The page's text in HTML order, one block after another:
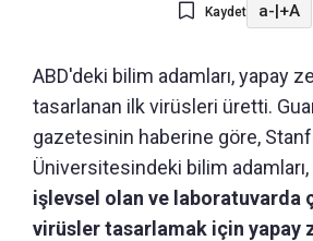
Kaydet a-|+A
ABD'deki bilim adamları, yapay
tasarlanan ilk virüsleri üretti.
gazetesinin haberine göre,
Üniversitesindeki bilim adamları,
işlevsel olan ve laboratuvarda
virüsler tasarlamak için yapay